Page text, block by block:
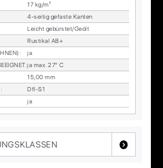
17 kg/m²
4-sei­tig ge­fas­te Kan­ten
Leicht ge­bürs­tet/Ge­ölt
Rus­ti­kal AB+
:
ja
:ja max. 27° C
15,00 mm
:
Dfl-S1
ja